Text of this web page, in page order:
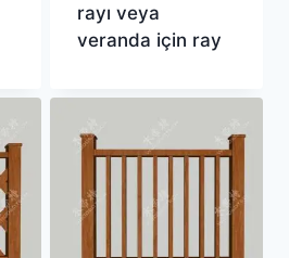
rayı veya
veranda için ray